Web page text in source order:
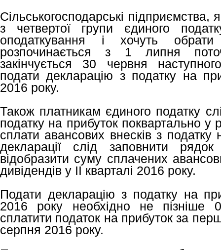
Сільськогосподарські
з четвертої групи єдиного
оподаткування і хочуть
розпочинається з 1 липня
закінчується 30 червня
подати декларацію з податку на
2016 року.
Також платникам єдиного податку
податку на прибуток поквартально у
сплати авансових внесків з
декларації слід заповнити
відобразити суму сплачених
дивідендів у ІІ кварталі 2016 року.
Подати декларацію з податку на
2016 року необхідно не
сплатити податок на прибуток за
серпня 2016 року.